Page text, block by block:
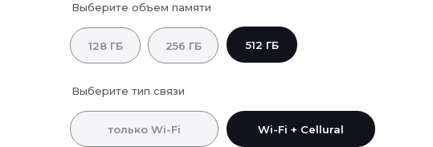
Выберите объем памяти
Выберите тип связи
только Wi-Fi Wi-Fi + Cellural
512 ГБ
256 ГБ
128 ГБ